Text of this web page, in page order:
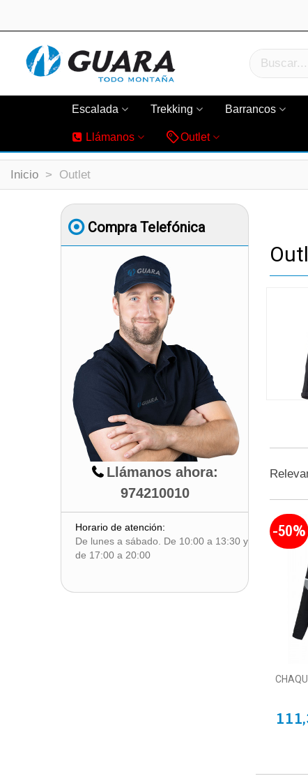
Escalada Trekking Barrancos
Llámanos Outlet
Inicio > Outlet
Compra Telefónica
Llámanos ahora:
974210010
Horario de atención:
De lunes a sábado. De 10:00 a 13:30 y
de 17:00 a 20:00
-50%